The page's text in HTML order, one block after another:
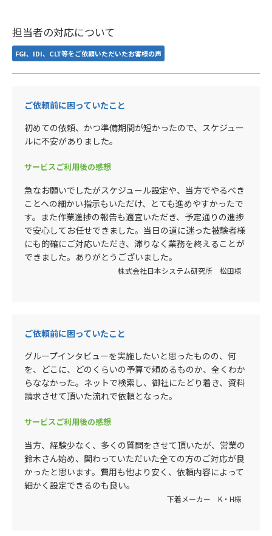
担当者の対応について
FGI、IDI、CLT等をご依頼いただいたお客様の声
ご依頼前に困っていたこと
初めての依頼、かつ準備期間が短かったので、スケジュー
ルに不安がありました。
サービスご利用後の感想
急なお願いでしたがスケジュール設定や、当方でやるべき
ことへの細かい指示もいただけ、とても進めやすかったで
す。また作業進捗の報告も適宜いただき、予定通りの進捗
で安心してお任せできました。当日の道に迷った被験者様
にも的確にご対応いただき、滞りなく業務を終えることが
できました。ありがとうございました。
株式会社日本システム研究所 松田様
ご依頼前に困っていたこと
グループインタビューを実施したいと思ったものの、何
を、どこに、どのくらいの予算で頼めるものか、全くわか
らななかった。ネットで検索し、御社にたどり着き、資料
請求させて頂いた流れで依頼となった。
サービスご利用後の感想
当方、経験少なく、多くの質問をさせて頂いたが、営業の
鈴木さん始め、関わっていただいた全ての方のご対応が良
かったと思います。費用も他より安く、依頼内容によって
細かく設定できるのも良い。
下着メーカー K・H様